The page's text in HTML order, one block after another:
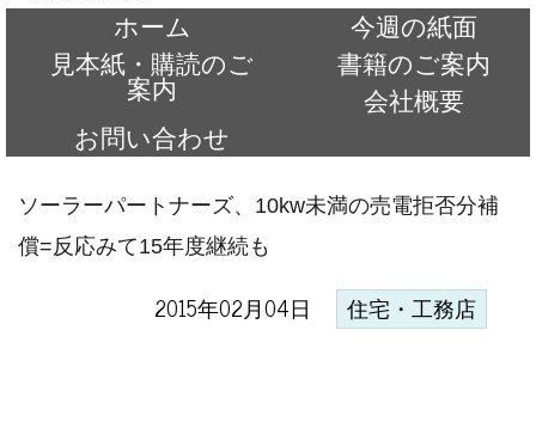
ホーム
今週の紙面
見本紙・購読のご
案内
書籍のご案内
会社概要
お問い合わせ
ソーラーパートナーズ、10kw未満の売電拒否分補
償=反応みて15年度継続も
2015年02月04日 住宅・工務店